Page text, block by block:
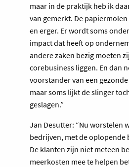
maar in de praktijk heb ik
van gemerkt. De
en erger. Er wordt soms
impact dat heeft op
andere zaken bezig moeten
corebusiness liggen. En dan
voorstander van een
maar soms lijkt de slinger
geslagen.”
Jan Desutter: “Nu worstelen
bedrijven, met de
De klanten zijn niet meteen
meerkosten mee te helpen